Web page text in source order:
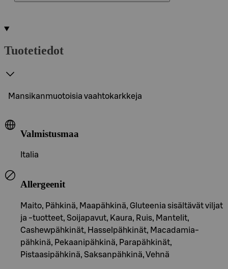
Tuotetiedot
Mansikanmuotoisia vaahtokarkkeja
Valmistusmaa
Italia
Allergeenit
Maito, Pähkinä, Maapähkinä, Gluteenia sisältävät viljat
ja -tuotteet, Soijapavut, Kaura, Ruis, Mantelit,
Cashewpähkinät, Hasselpähkinät, Macadamia-
pähkinä, Pekaanipähkinä, Parapähkinät,
Pistaasipähkinä, Saksanpähkinä, Vehnä